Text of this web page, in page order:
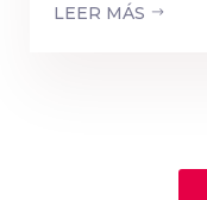
LEER MÁS